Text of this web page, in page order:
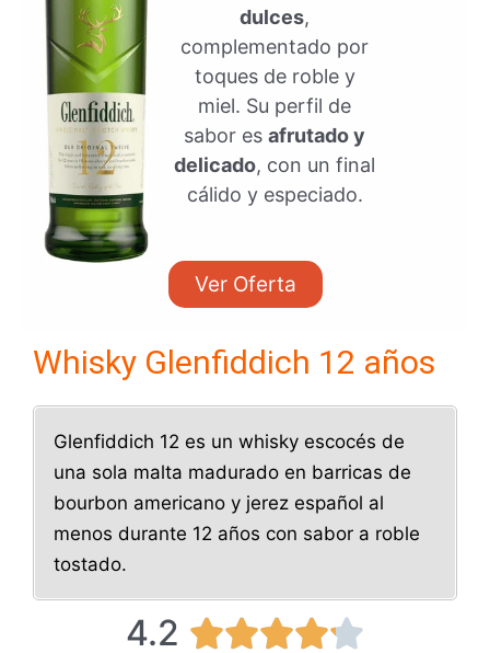
dulces,
complementado por
toques de roble y
miel. Su perfil de
sabor esafrutado y
delicado, con un final
cálido y especiado.
Ver Oferta
Whisky Glenfiddich 12 años
Glenfiddich 12 es un whisky escocés de
una sola malta madurado en barricas de
bourbon americano y jerez español al
menos durante 12 años con sabor a roble
tostado.
4.2 